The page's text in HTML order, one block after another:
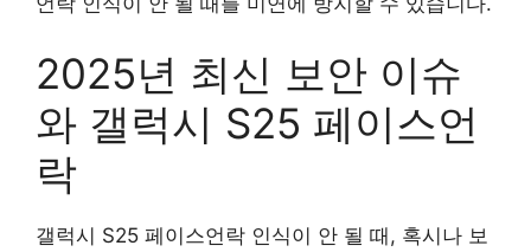
2025년 최신 보안 이슈
와 갤럭시 S25 페이스언
락
갤럭시 S25 페이스언락 인식이 안 될 때, 혹시나 보